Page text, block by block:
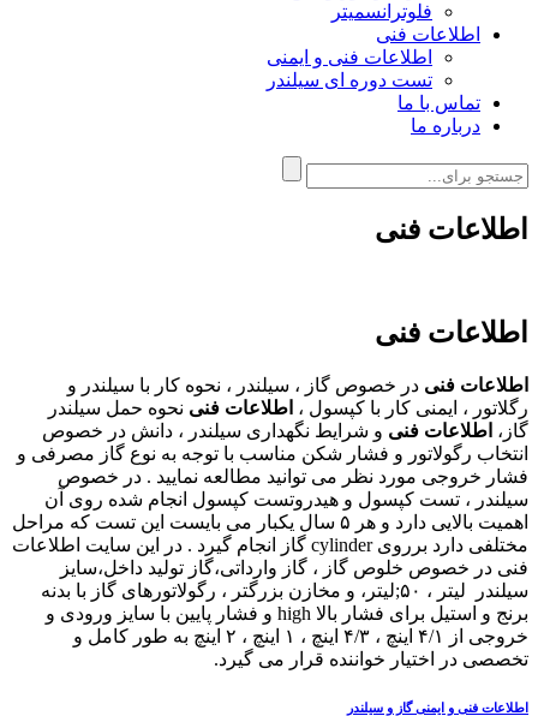
فلوترانسمیتر
اطلاعات فنی
اطلاعات فنی و ایمنی
تست دوره ای سیلندر
تماس با ما
درباره ما
اطلاعات فنی
اطلاعات فنی
اطلاعات فنی در خصوص گاز ، سیلندر ، نحوه کار با سیلندر و
رگلاتور ، ایمنی کار با کپسول ، اطلاعات فنی نحوه حمل سیلندر
گاز، اطلاعات فنی و شرایط نگهداری سیلندر ، دانش در خصوص
انتخاب رگولاتور و فشار شکن مناسب با توجه به نوع گاز مصرفی و
فشار خروجی مورد نظر می توانید مطالعه نمایید . در خصوص
سیلندر ، تست کپسول و هیدروتست کپسول انجام شده روی آن
اهمیت بالایی دارد و هر ۵ سال یکبار می بایست این تست که مراحل
مختلفی دارد برروی cylinder گاز انجام گیرد . در این سایت اطلاعات
فنی در خصوص خلوص گاز ، گاز وارداتی،گاز تولید داخل،سایز
سیلندر لیتر ، ۵۰;لیتر، و مخازن بزرگتر ، رگولاتورهای گاز با بدنه
برنج و استیل برای فشار بالا high و فشار پایین با سایز ورودی و
خروجی از ۴/۱ اینچ ، ۴/۳ اینچ ، ۱ اینچ ، ۲ اینچ به طور کامل و
تخصصی در اختیار خواننده قرار می گیرد.
اطلاعات فنی و ایمنی گاز و سیلندر